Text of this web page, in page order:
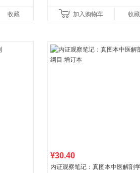
收藏 加入购物车 收藏
¥30.40
内证观察笔记：真图本中医解剖